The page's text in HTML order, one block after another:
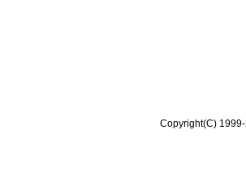
Copyright(C)